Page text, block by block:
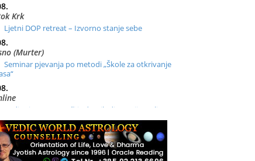
Krk
Ljetni DOP retreat – Izvorno stanje sebe
(Murter)
Seminar pjevanja po metodi „Škole za otkrivanje
Radionica: Pomagači iz drugih dimenzija Online –
za sve
Osnovni ThetaHealing® tečaj, Zagreb i Online